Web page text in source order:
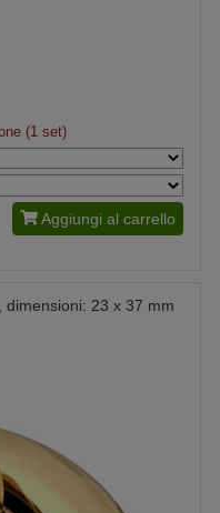
(1 set)
Aggiungi al carrello
23 x 37 mm